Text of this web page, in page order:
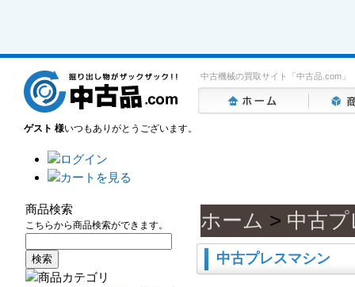
中古機械の買取サイト「中古品.com」
ゲスト 様いつもありがとうございます。
ホーム > 中古
中古プレスマシン
商品検索
こちらから商品検索ができます。